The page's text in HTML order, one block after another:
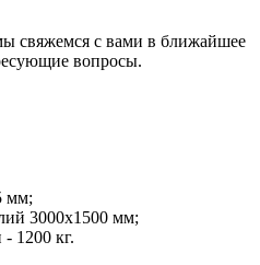
свяжемся с вами в ближайшее
вопросы.
мм;
3000х1500 мм;
1200 кг.